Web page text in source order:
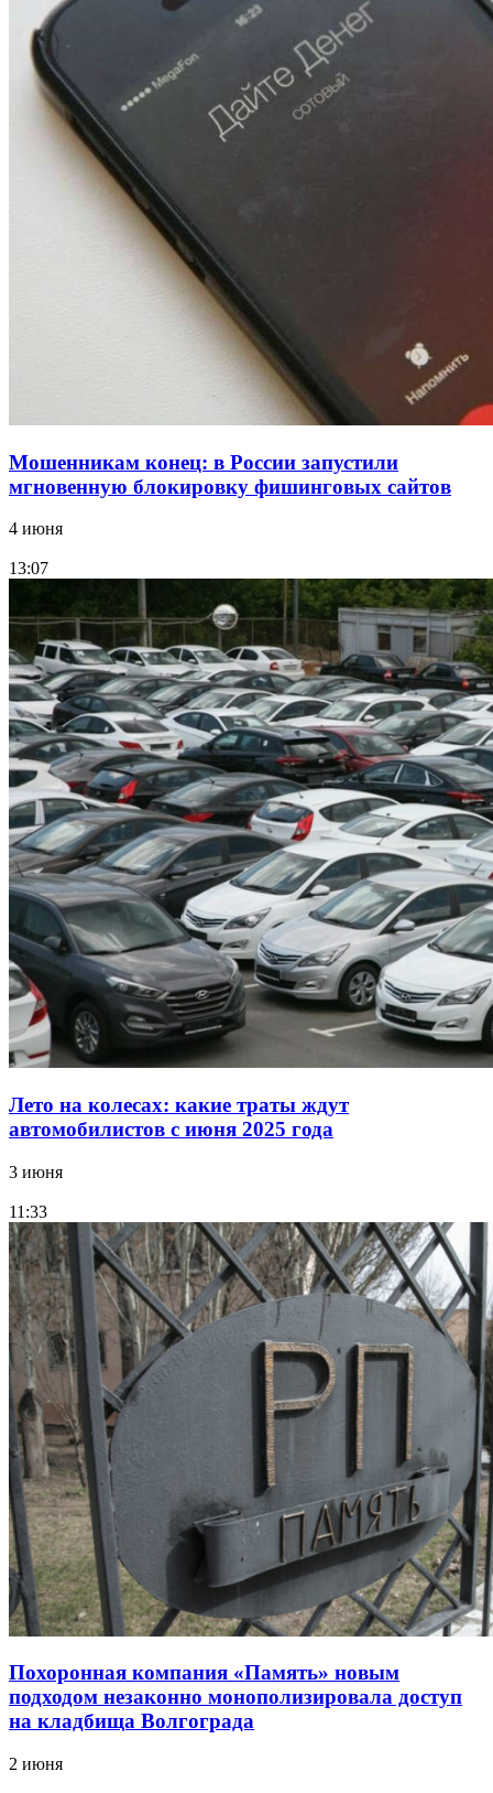
Покушение на убийство в Волгограде: девушка
напала на незнакомую женщину с ножом
12:39
Сладкий праздник в Волгограде: в Центральном
парке прошёл фестиваль „Арбузный переполох“
Волгоградские компании нарастили экспорт:
заключены контракты на 3,6 млн долларов
Мошенникам конец: в России запустили
мгновенную блокировку фишинговых сайтов
4 июня
13:07
Лето на колесах: какие траты ждут
автомобилистов с июня 2025 года
3 июня
11:33
Похоронная компания «Память» новым
подходом незаконно монополизировала доступ
на кладбища Волгограда
2 июня